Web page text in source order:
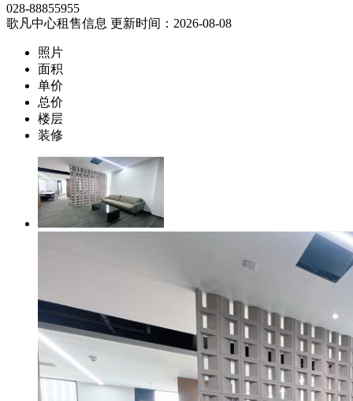
028-88855955
歌凡中心租售信息 更新时间：2026-08-08
照片
面积
单价
总价
楼层
装修